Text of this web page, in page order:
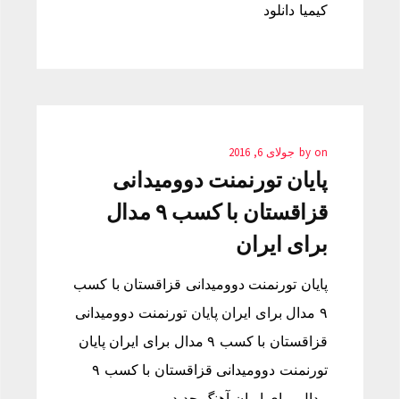
کیمیا دانلود
by on جولای 6, 2016
پایان تورنمنت دوومیدانی
قزاقستان با کسب ٩ مدال
برای ایران
پایان تورنمنت دوومیدانی قزاقستان با کسب
٩ مدال برای ایران پایان تورنمنت دوومیدانی
قزاقستان با کسب ٩ مدال برای ایران پایان
تورنمنت دوومیدانی قزاقستان با کسب ٩